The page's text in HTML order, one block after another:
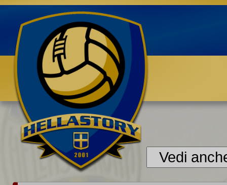
Benvenuti su HELLASTORY.net